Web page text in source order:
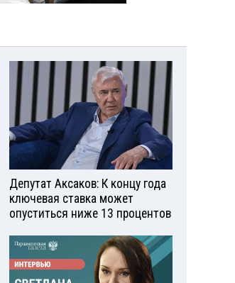
Депутат Аксаков: К концу года
ключевая ставка может
опуститься ниже 13 процентов